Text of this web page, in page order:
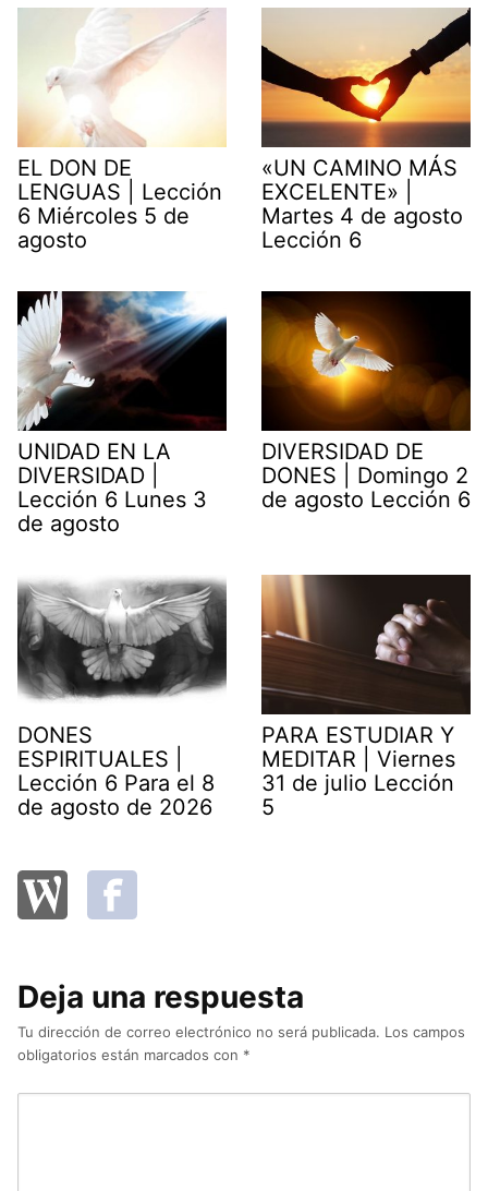
EL DON DE
LENGUAS | Lección
6 Miércoles 5 de
agosto
«UN CAMINO MÁS
EXCELENTE» |
Martes 4 de agosto
Lección 6
UNIDAD EN LA
DIVERSIDAD |
Lección 6 Lunes 3
de agosto
DIVERSIDAD DE
DONES | Domingo 2
de agosto Lección 6
DONES
ESPIRITUALES |
Lección 6 Para el 8
de agosto de 2026
PARA ESTUDIAR Y
MEDITAR | Viernes
31 de julio Lección
5
Deja una respuesta
Tu dirección de correo electrónico no será publicada. Los campos
obligatorios están marcados con *